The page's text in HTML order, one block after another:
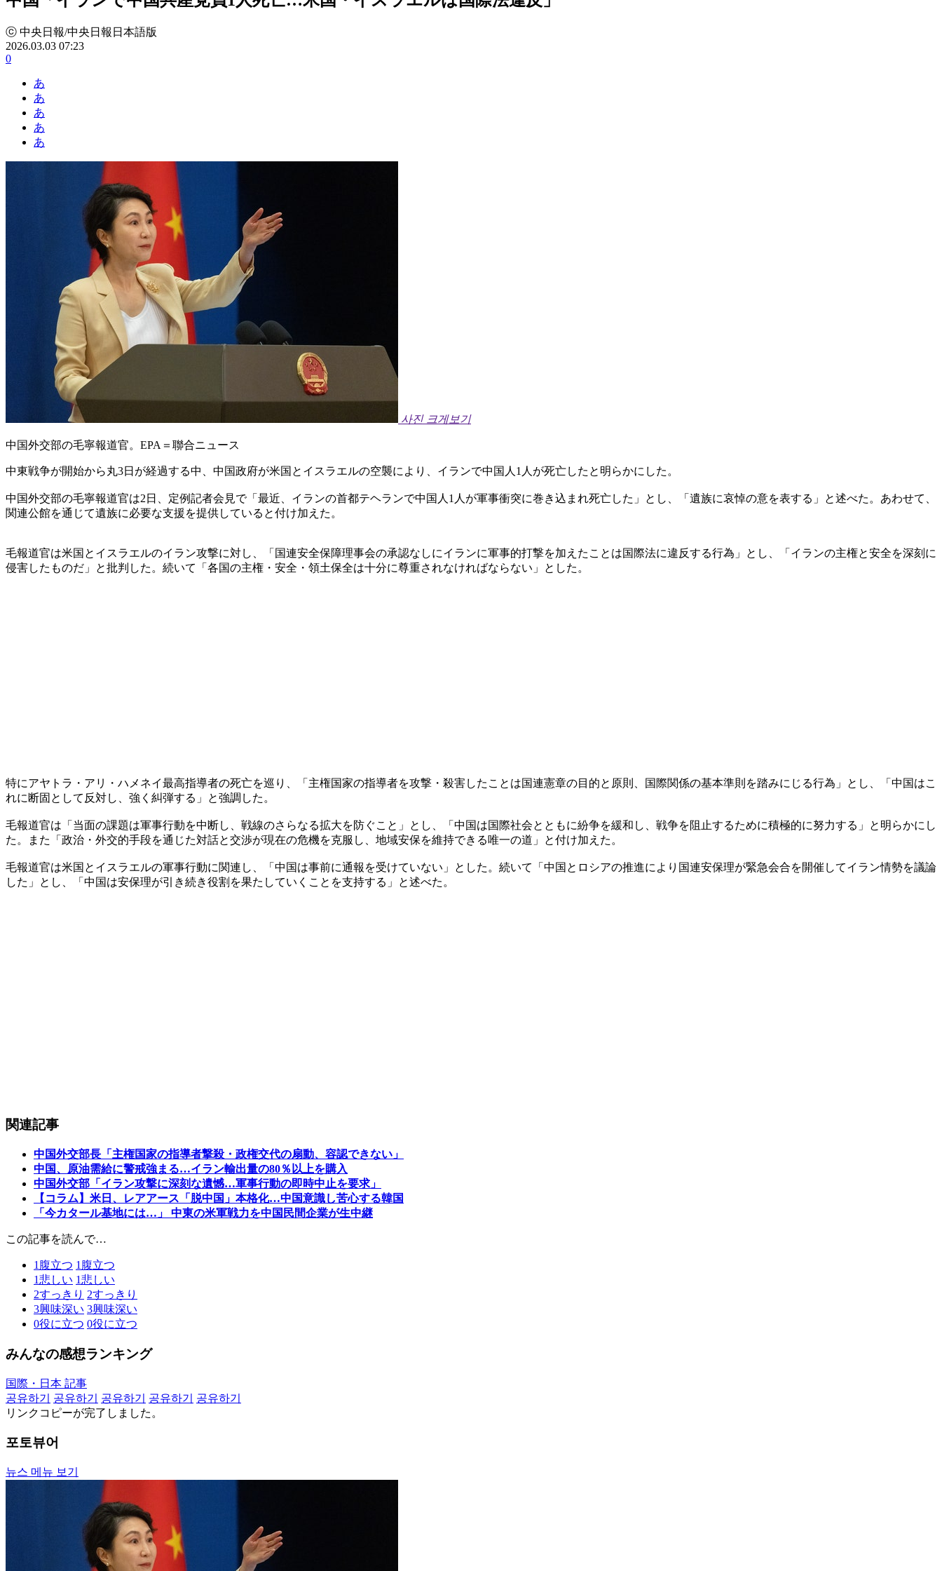
ⓒ 中央日報/中央日報日本語版
2026.03.03 07:23
0
あ
あ
あ
あ
あ
사진 크게보기
中国外交部の毛寧報道官。EPA＝聯合ニュース
中東戦争が開始から丸3日が経過する中、中国政府が米国とイスラエルの空襲により、イランで中国人1人が死亡したと明らかにした。
中国外交部の毛寧報道官は2日、定例記者会見で「最近、イランの首都テヘランで中国人1人が軍事衝突に巻き込まれ死亡した」とし、「遺族に哀悼の意を表する」と述べた。あわせて、
関連公館を通じて遺族に必要な支援を提供していると付け加えた。
毛報道官は米国とイスラエルのイラン攻撃に対し、「国連安全保障理事会の承認なしにイランに軍事的打撃を加えたことは国際法に違反する行為」とし、「イランの主権と安全を深刻に
侵害したものだ」と批判した。続いて「各国の主権・安全・領土保全は十分に尊重されなければならない」とした。
特にアヤトラ・アリ・ハメネイ最高指導者の死亡を巡り、「主権国家の指導者を攻撃・殺害したことは国連憲章の目的と原則、国際関係の基本準則を踏みにじる行為」とし、「中国はこ
れに断固として反対し、強く糾弾する」と強調した。
毛報道官は「当面の課題は軍事行動を中断し、戦線のさらなる拡大を防ぐこと」とし、「中国は国際社会とともに紛争を緩和し、戦争を阻止するために積極的に努力する」と明らかにし
た。また「政治・外交的手段を通じた対話と交渉が現在の危機を克服し、地域安保を維持できる唯一の道」と付け加えた。
毛報道官は米国とイスラエルの軍事行動に関連し、「中国は事前に通報を受けていない」とした。続いて「中国とロシアの推進により国連安保理が緊急会合を開催してイラン情勢を議論
した」とし、「中国は安保理が引き続き役割を果たしていくことを支持する」と述べた。
関連記事
中国外交部長「主権国家の指導者撃殺・政権交代の扇動、容認できない」
中国、原油需給に警戒強まる…イラン輸出量の80％以上を購入
中国外交部「イラン攻撃に深刻な遺憾…軍事行動の即時中止を要求」
【コラム】米日、レアアース「脱中国」本格化…中国意識し苦心する韓国
「今カタール基地には…」 中東の米軍戦力を中国民間企業が生中継
この記事を読んで…
1 腹立つ 1 腹立つ
1悲しい 1悲しい
2すっきり 2すっきり
3興味深い 3興味深い
0役に立つ 0役に立つ
みんなの感想ランキング
国際・日本 記事
공유하기
공유하기 공유하기 공유하기
공유하기
リンクコピーが完了しました。
포토뷰어
뉴스 메뉴 보기